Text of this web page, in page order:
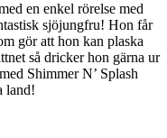
en enkel rörelse med
sjöjungfru! Hon får
gör att hon kan plaska
så dricker hon gärna ur
Shimmer N’ Splash
land!